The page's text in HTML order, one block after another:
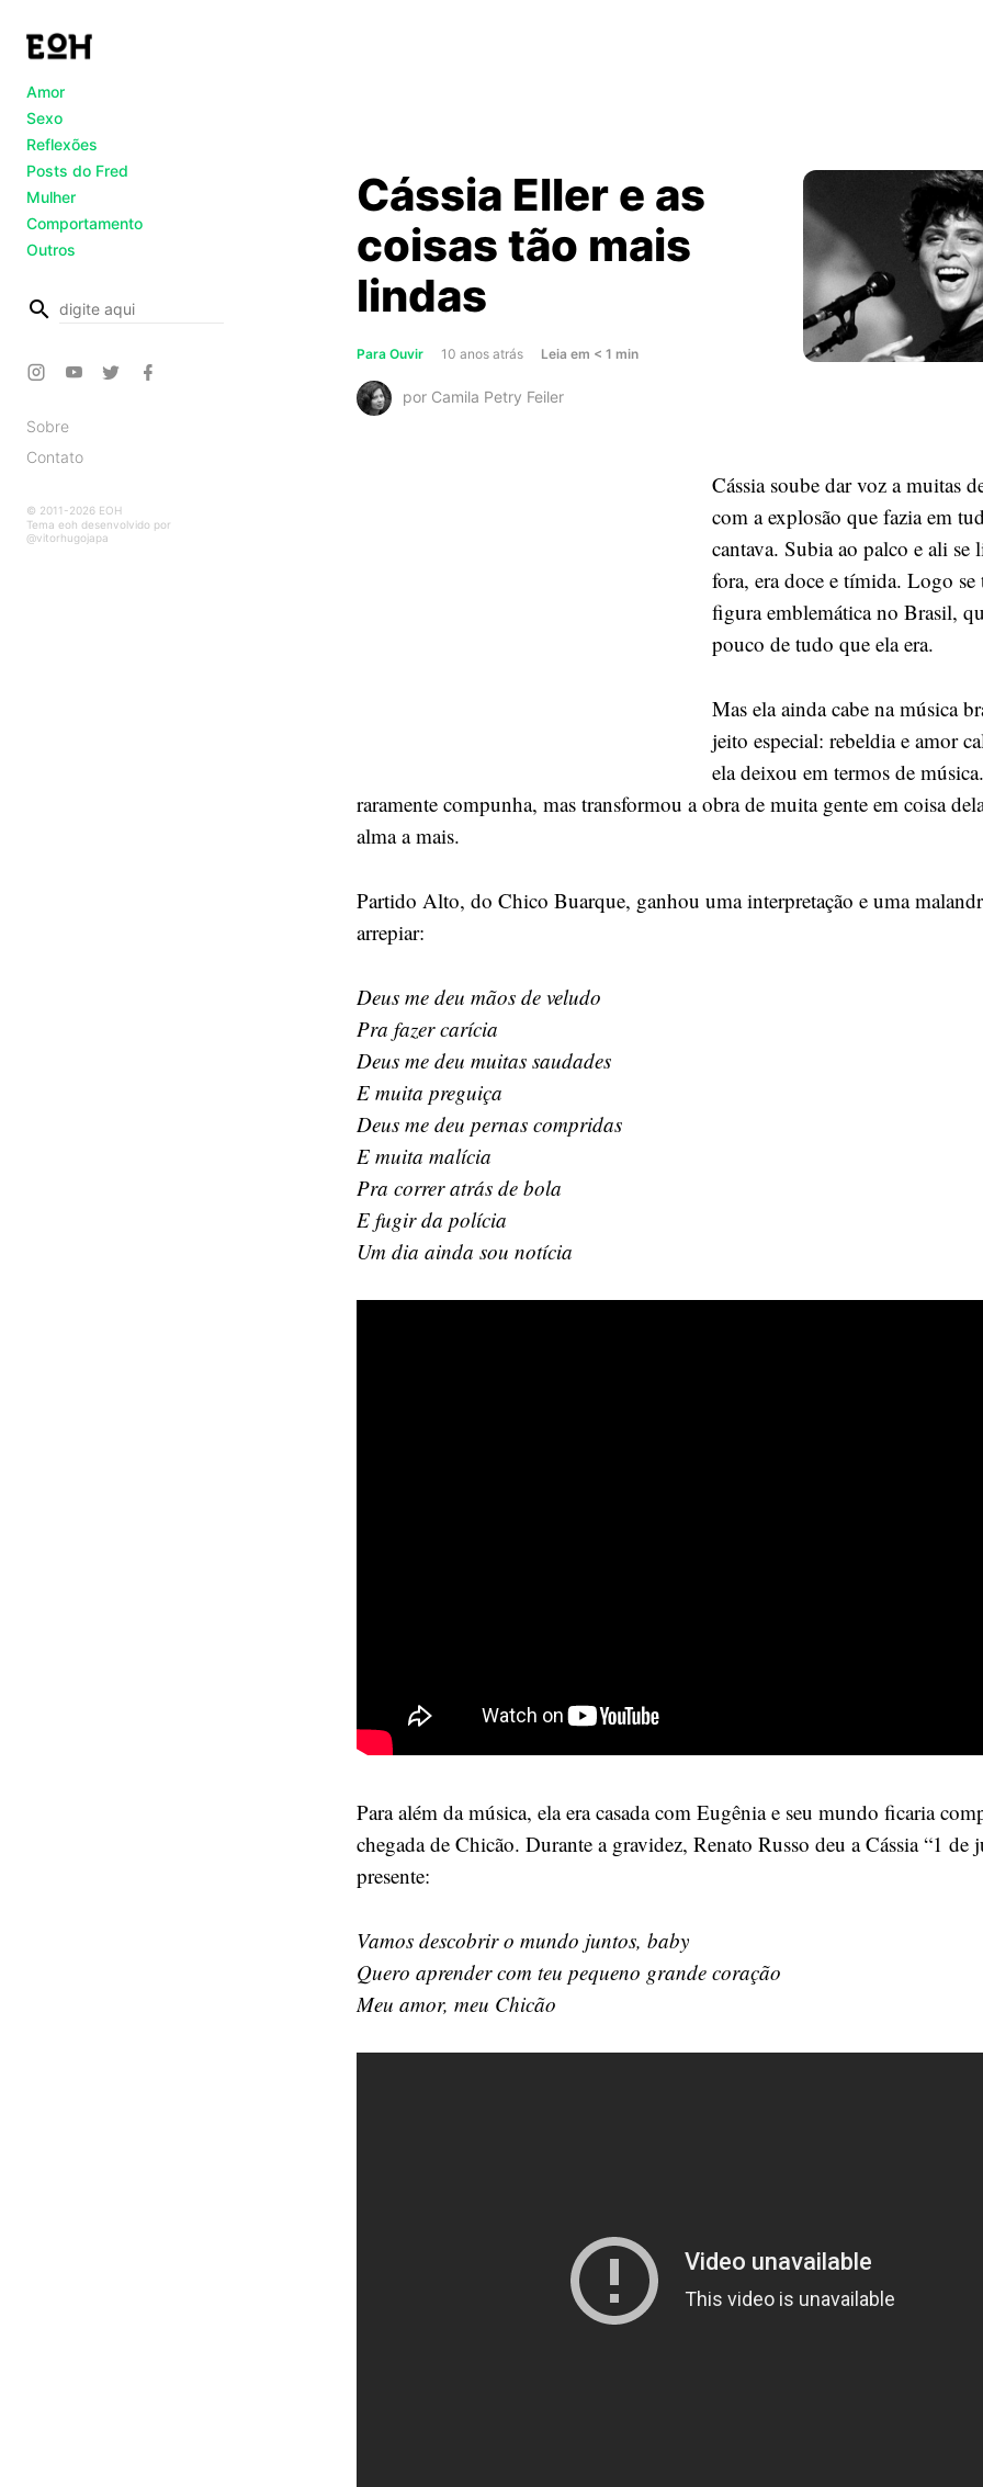
Amor
Sexo
Reflexões
Posts do Fred
Mulher
Comportamento
Outros
busca
Sobre
Contato
© 2011-2026 EOH
Tema eoh desenvolvido por
@vitorhugojapa
Cássia Eller e as
coisas tão mais
lindas
Para Ouvir 10 anos atrás Leiaabout
em < 1 min
por Camila Petry Feiler
Cássia soube dar voz a muitas
com a explosão que fazia em
cantava. Subia ao palco e ali se
fora, era doce e tímida. Logo
figura emblemática no Brasil,
pouco de tudo que ela era.
Mas ela ainda cabe na música
jeito especial: rebeldia e amor
ela deixou em termos de
raramente compunha, mas transformou a obra de muita gente em coisa
alma a mais.
Partido Alto, do Chico Buarque, ganhou uma interpretação e uma
arrepiar:
Deus me deu mãos de veludo
Pra fazer carícia
Deus me deu muitas saudades
E muita preguiça
Deus me deu pernas compridas
E muita malícia
Pra correr atrás de bola
E fugir da polícia
Um dia ainda sou notícia
Para além da música, ela era casada com Eugênia e seu mundo ficaria
chegada de Chicão. Durante a gravidez, Renato Russo deu a Cássia “1 de
presente:
Vamos descobrir o mundo juntos, baby
Quero aprender com teu pequeno grande coração
Meu amor, meu Chicão